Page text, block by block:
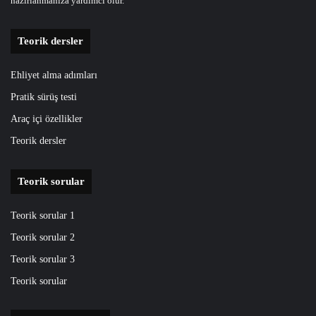
Teorik dersler
Ehliyet alma adımları
Pratik sürüş testi
Araç içi özellikler
Teorik dersler
Teorik sorular
Teorik sorular 1
Teorik sorular 2
Teorik sorular 3
Teorik sorular